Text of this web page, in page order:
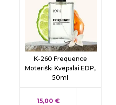
K-260 Frequence
Moteriški Kvepalai EDP,
50ml
KAINA
15,00 €